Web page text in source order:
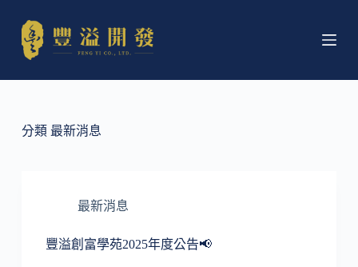
跳
至
主
分類 最新消息
最新消息
豐溢創富學苑2025年度公告📢